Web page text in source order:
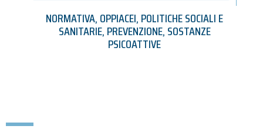
NORMATIVA,OPPIACEI,POLITICHE SOCIALI E
SANITARIE,PREVENZIONE,SOSTANZE
PSICOATTIVE